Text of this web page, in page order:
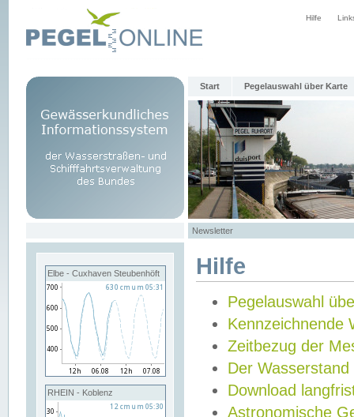
Hilfe
Start Pegelauswahl über Karte
Newsletter
Elbe - Cuxhaven Steubenhöft
RHEIN - Koblenz
Hilfe
Pegelauswahl
Kennzeichnende
Zeitbezug der
Der Wasserstand
Download
Astronomische